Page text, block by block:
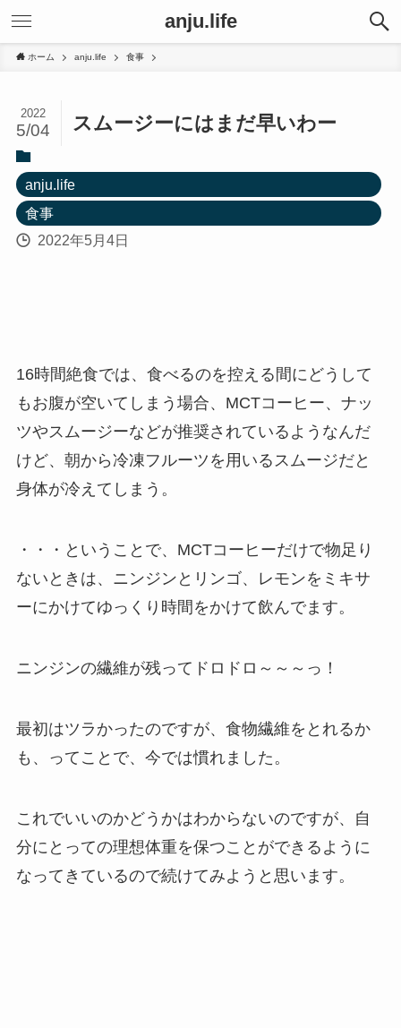
anju.life
ホーム anju.life 食事
スムージーにはまだ早いわー
2022
5/04
anju.life
食事
2022年5月4日
16時間絶食では、食べるのを控える間にどうして
もお腹が空いてしまう場合、MCTコーヒー、ナッ
ツやスムージーなどが推奨されているようなんだ
けど、朝から冷凍フルーツを用いるスムージだと
身体が冷えてしまう。
・・・ということで、MCTコーヒーだけで物足り
ないときは、ニンジンとリンゴ、レモンをミキサ
ーにかけてゆっくり時間をかけて飲んでます。
ニンジンの繊維が残ってドロドロ～～～っ！
最初はツラかったのですが、食物繊維をとれるか
も、ってことで、今では慣れました。
これでいいのかどうかはわからないのですが、自
分にとっての理想体重を保つことができるように
なってきているので続けてみようと思います。